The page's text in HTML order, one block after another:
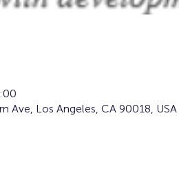
Ave, Los Angeles, CA 90018, USA